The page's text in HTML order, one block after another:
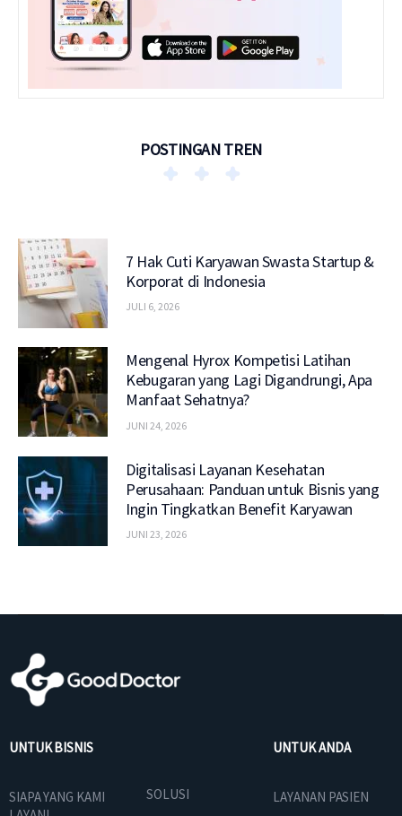
POSTINGAN TREN
7 Hak Cuti Karyawan Swasta Startup &
Korporat di Indonesia
JULI 6, 2026
Mengenal Hyrox Kompetisi Latihan
Kebugaran yang Lagi Digandrungi, Apa
Manfaat Sehatnya?
JUNI 24, 2026
Digitalisasi Layanan Kesehatan
Perusahaan: Panduan untuk Bisnis yang
Ingin Tingkatkan Benefit Karyawan
JUNI 23, 2026
UNTUK BISNIS
SIAPA YANG KAMI
SOLUSI
UNTUK ANDA
LAYANAN PASIEN